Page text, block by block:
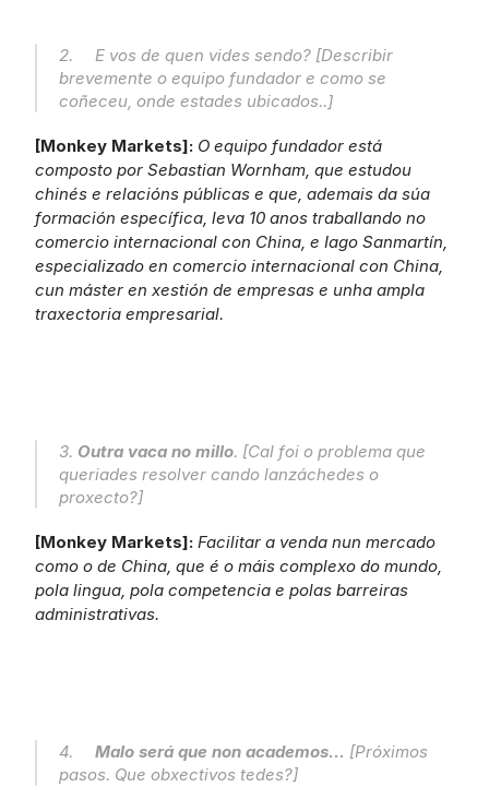
2.     E vos de quen vides sendo? [Describir
brevemente o equipo fundador e como se
coñeceu, onde estades ubicados..]
[Monkey Markets]: O equipo fundador está
composto por Sebastian Wornham, que estudou
chinés e relacións públicas e que, ademais da súa
formación específica, leva 10 anos traballando no
comercio internacional con China, e Iago Sanmartín,
especializado en comercio internacional con China,
cun máster en xestión de empresas e unha ampla
traxectoria empresarial.
3. Outra vaca no millo. [Cal foi o problema que
queriades resolver cando lanzáchedes o
proxecto?]
[Monkey Markets]: Facilitar a venda nun mercado
como o de China, que é o máis complexo do mundo,
pola lingua, pola competencia e polas barreiras
administrativas.
4. Malo será que non academos... [Próximos
pasos. Que obxectivos tedes?]